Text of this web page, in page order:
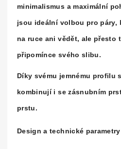
minimalismus a maximální
jsou ideální volbou pro páry,
na ruce ani vědět, ale přesto
připomínce svého slibu.
Díky svému jemnému profilu
kombinují i se zásnubním
prstu.
Design a technické parametry